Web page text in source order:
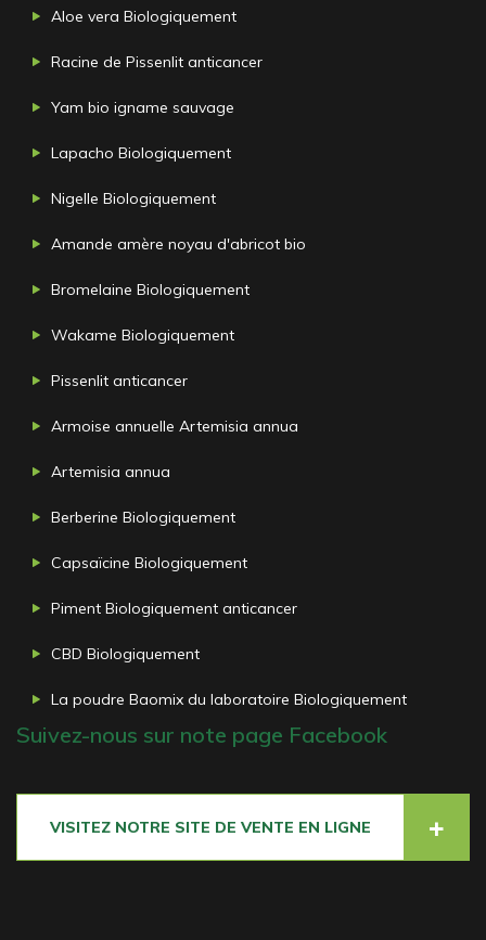
Aloe vera Biologiquement
Racine de Pissenlit anticancer
Yam bio igname sauvage
Lapacho Biologiquement
Nigelle Biologiquement
Amande amère noyau d'abricot bio
Bromelaine Biologiquement
Wakame Biologiquement
Pissenlit anticancer
Armoise annuelle Artemisia annua
Artemisia annua
Berberine Biologiquement
Capsaïcine Biologiquement
Piment Biologiquement anticancer
CBD Biologiquement
La poudre Baomix du laboratoire Biologiquement
Suivez-nous sur note page Facebook
VISITEZ NOTRE SITE DE VENTE EN LIGNE